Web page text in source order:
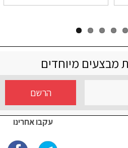
מבצעים מיוחדים
הרשם
עקבו אחרינו